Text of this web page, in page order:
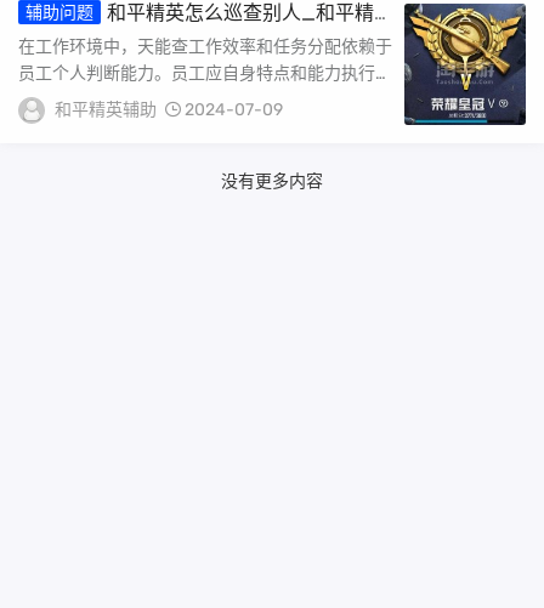
辅助问题
和平精英怎么巡查别人_和平精
英怎么查看外挂巡查
在工作环境中，天能查工作效率和任务分配依赖于
员工个人判断能力。员工应自身特点和能力执行任
务，确保准确率和仔细阅读细节避免错误。游戏规
则严...
和平精英辅助 2024-07-09
没有更多内容